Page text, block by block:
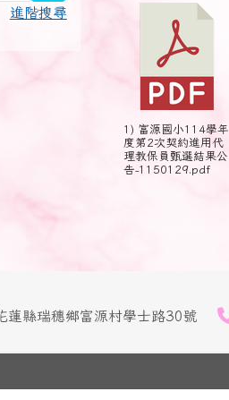
進階搜尋
1) 富源國小114學年
度第2次契約進用代
理教保員甄選結果公
告-1150129.pdf
蓮縣瑞穗鄉富源村學士路30號